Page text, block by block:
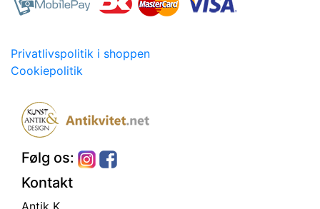
Privatlivspolitik i shoppen
Cookiepolitik
Følg os:
Kontakt